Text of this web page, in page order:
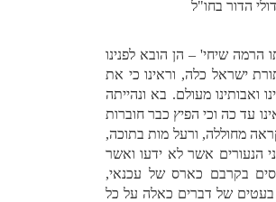
הדור בחו"ל
הרמה שיחי' – הן הובא לפנינו
ישראל כלה, וראינו כי את
ואבותינו מעולם. בא ונהייתה
עד כה וכי הפיץ כבר חוברות
מחוללה, ורעל מות בתוכה,
הנעורים אשר לא ידעו ואשר
בקרבם כארס של עכנאי,
בעטים של דברים כאלה על כל